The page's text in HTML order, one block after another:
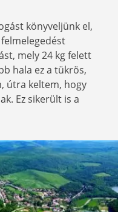
könyveljünk el,
mely 24 kg felett
hala ez a tükrös,
útra keltem, hogy
Ez sikerült is a